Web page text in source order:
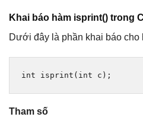
Khai báo hàm isprint() trong C
Dưới đây là phần khai báo cho
int isprint ( int c );
Tham số